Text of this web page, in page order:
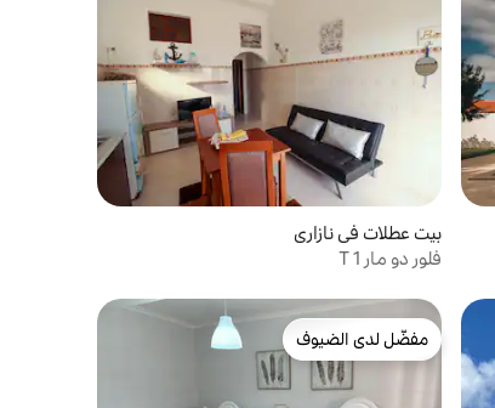
بيت عطلات في نازاري
فلور دو مار T 1
مفضّل لدى الضيوف
مفضّل لدى الضيوف